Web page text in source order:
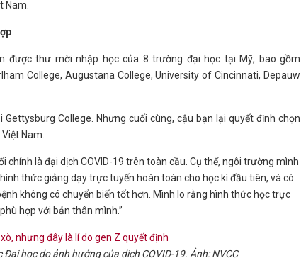
Nam.
được thư mời nhập học của 8 trường đại học tại Mỹ, bao gồm
College, Augustana College, University of Cincinnati, Depauw
College. Nhưng cuối cùng, cậu bạn lại quyết định chọn
Nam.
chính là đại dịch COVID-19 trên toàn cầu. Cụ thể, ngôi trường mình
thức giảng dạy trực tuyến hoàn toàn cho học kì đầu tiên, và có
không có chuyển biến tốt hơn. Mình lo rằng hình thức học trực
hợp với bản thân mình.”
học do ảnh hưởng của dịch COVID-19. Ảnh: NVCC